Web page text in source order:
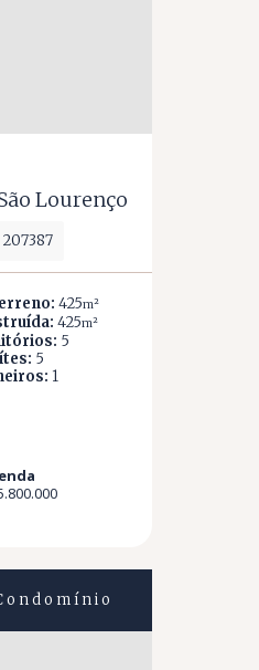
Lourenço
425m²
425m²
5
5
1